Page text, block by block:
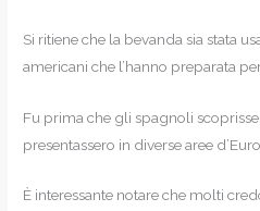
Si ritiene che la bevanda sia stata
americani che l’hanno preparata
Fu prima che gli spagnoli
presentassero in diverse aree
È interessante notare che molti